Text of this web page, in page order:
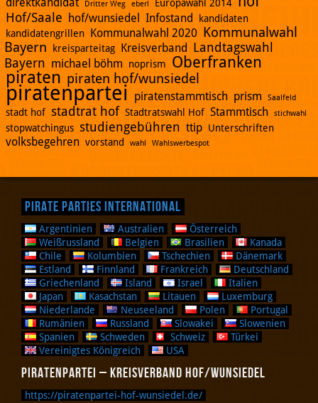
Dritter Weg eberl Europawahl 2014
Hof/Saale hof/wunsiedel Infostand
kandidaten
kandidatengrillen Kommunalwahl 2020 Kommunalwahl
Bayern
kreisparteitag Kreisverband Landtagswahl
Bayern michael böhm noprism Oberfranken
piraten piraten hof/wunsiedel
piratenpartei piratenstammtisch prism Saalfeld
stadt hof stadtrat hof Stadtratswahl Hof Stammtisch stichwahl
stopwatchingus studiengebühren ttip Unterschriften
volksbegehren vorstand wahl Wahlswerbespot
Pirate Parties International
Argentinien Australien
Österreich
Weißrussland
Belgien Brasilien
Kanada
Chile
Kolumbien Tschechien
Dänemark
Estland
Finnland Frankreich
Deutschland
Griechenland
Island Israel
Italien
Japan
Kasachstan Litauen
Luxemburg
Niederlande
Neuseeland Polen
Portugal
Rumänien
Russland Slowakei
Slowenien
Spanien
Schweden Schweiz
Türkei
Vereinigtes Königreich
USA
Piratenpartei – Kreisverband Hof/Wunsiedel
https://piratenpartei-hof-wunsiedel.de/